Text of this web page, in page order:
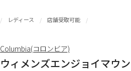
レディース 店舗受取可能
ウィメンズエンジョイマウ
Columbia(コロンビア)